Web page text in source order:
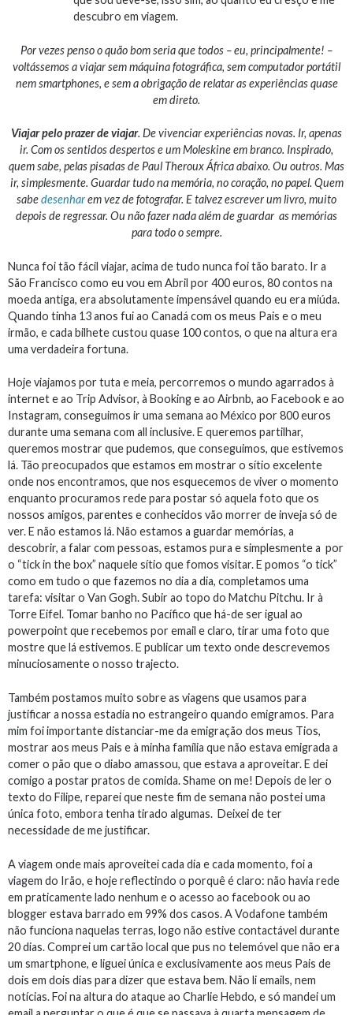
descubro em viagem.
Por vezes penso o quão bom seria que todos – eu, principalmente! –
voltássemos a viajar sem máquina fotográfica, sem computador portátil
nem smartphones, e sem a obrigação de relatar as experiências quase
em direto.
Viajar pelo prazer de viajar. De vivenciar experiências novas. Ir, apenas
ir. Com os sentidos despertos e um Moleskine em branco. Inspirado,
quem sabe, pelas pisadas de Paul Theroux África abaixo. Ou outros. Mas
ir, simplesmente. Guardar tudo na memória, no coração, no papel. Quem
sabedesenharem vez de fotografar. E talvez escrever um livro, muito
depois de regressar. Ou não fazer nada além de guardar as memórias
para todo o sempre.
Nunca foi tão fácil viajar, acima de tudo nunca foi tão barato. Ir a
São Francisco como eu vou em Abril por 400 euros, 80 contos na
moeda antiga, era absolutamente impensável quando eu era miúda.
Quando tinha 13 anos fui ao Canadá com os meus Pais e o meu
irmão, e cada bilhete custou quase 100 contos, o que na altura era
uma verdadeira fortuna.
Hoje viajamos por tuta e meia, percorremos o mundo agarrados à
internet e ao Trip Advisor, à Booking e ao Airbnb, ao Facebook e ao
Instagram, conseguimos ir uma semana ao México por 800 euros
durante uma semana com all inclusive. E queremos partilhar,
queremos mostrar que pudemos, que conseguimos, que estivemos
lá. Tão preocupados que estamos em mostrar o sítio excelente
onde nos encontramos, que nos esquecemos de viver o momento
enquanto procuramos rede para postar só aquela foto que os
nossos amigos, parentes e conhecidos vão morrer de inveja só de
ver. E não estamos lá. Não estamos a guardar memórias, a
descobrir, a falar com pessoas, estamos pura e simplesmente a por
o “tick in the box” naquele sítio que fomos visitar. E pomos “o tick”
como em tudo o que fazemos no dia a dia, completamos uma
tarefa: visitar o Van Gogh. Subir ao topo do Matchu Pitchu. Ir à
Torre Eifel. Tomar banho no Pacífico que há-de ser igual ao
powerpoint que recebemos por email e claro, tirar uma foto que
mostre que lá estivemos. E publicar um texto onde descrevemos
minuciosamente o nosso trajecto.
Também postamos muito sobre as viagens que usamos para
justificar a nossa estadia no estrangeiro quando emigramos. Para
mim foi importante distanciar-me da emigração dos meus Tios,
mostrar aos meus Pais e à minha família que não estava emigrada a
comer o pão que o diabo amassou, que estava a aproveitar. E dei
comigo a postar pratos de comida. Shame on me! Depois de ler o
texto do Filipe, reparei que neste fim de semana não postei uma
única foto, embora tenha tirado algumas. Deixei de ter
necessidade de me justificar.
A viagem onde mais aproveitei cada dia e cada momento, foi a
viagem do Irão, e hoje reflectindo o porquê é claro: não havia rede
em praticamente lado nenhum e o acesso ao facebook ou ao
blogger estava barrado em 99% dos casos. A Vodafone também
não funciona naquelas terras, logo não estive contactável durante
20 dias. Comprei um cartão local que pus no telemóvel que não era
um smartphone, e liguei única e exclusivamente aos meus Pais de
dois em dois dias para dizer que estava bem. Não li emails, nem
notícias. Foi na altura do ataque ao Charlie Hebdo, e só mandei um